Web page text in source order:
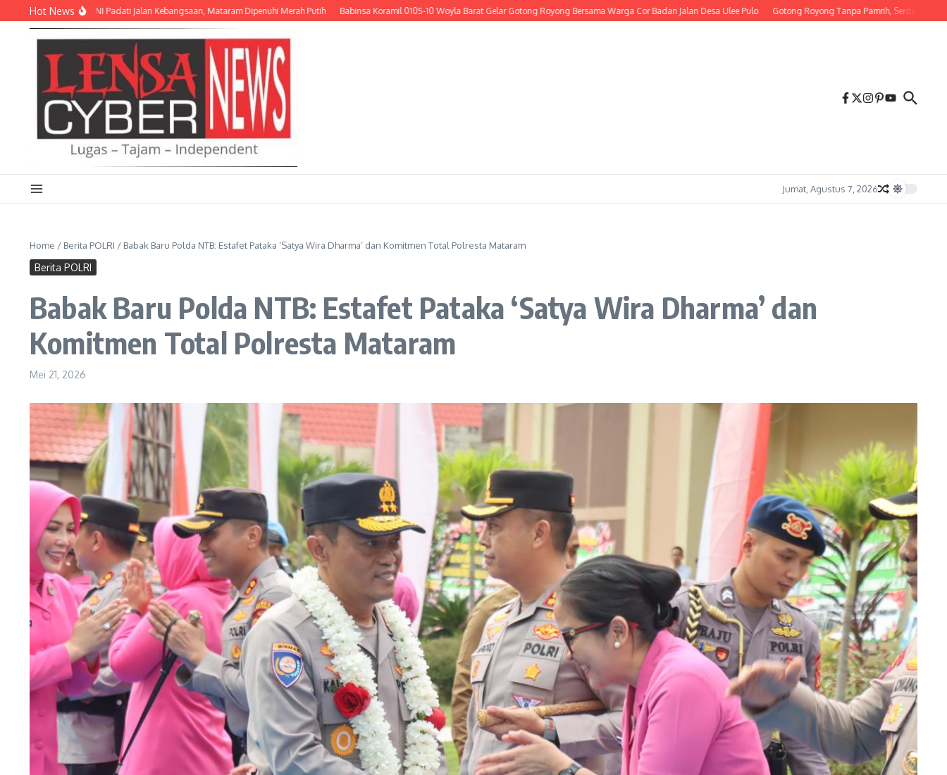
Lewati ke konten
Hot News
Pelajar hingga TNI Padati Jalan Kebangsaan, Mataram Dipenuhi Merah Putih Babinsa Koramil 0105-10 Woyla Barat Gelar Gotong Royong Bersama Warga Cor Badan Jalan Desa Ulee Pulo Gotong Royong Tanpa Pamrih, Serda M. Irwandi
Jumat, Agustus 7, 2026
Home / Berita POLRI / Babak Baru Polda NTB: Estafet Pataka ‘Satya Wira Dharma’ dan Komitmen Total Polresta Mataram
Berita POLRI
Babak Baru Polda NTB: Estafet Pataka ‘Satya Wira Dharma’ dan
Komitmen Total Polresta Mataram
Mei 21, 2026